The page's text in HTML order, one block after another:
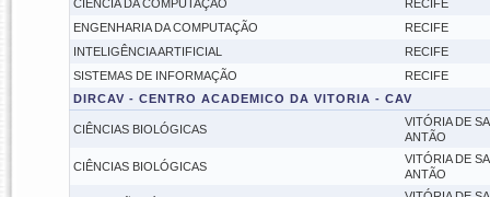
CIÊNCIA DA COMPUTAÇÃO
RECIFE
ENGENHARIA DA COMPUTAÇÃO
RECIFE
INTELIGÊNCIA ARTIFICIAL
RECIFE
SISTEMAS DE INFORMAÇÃO
RECIFE
DIRCAV - CENTRO ACADEMICO DA VITORIA - CAV
CIÊNCIAS BIOLÓGICAS
VITÓRIA DE
ANTÃO
CIÊNCIAS BIOLÓGICAS
VITÓRIA DE
ANTÃO